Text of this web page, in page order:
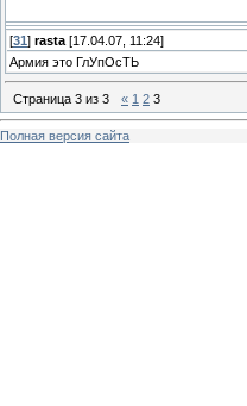
[31 ] rasta [17.04.07, 11:24]
Армия это ГлУпОсТЬ
Страница 3 из 3 « 1 2 3
Полная версия сайта